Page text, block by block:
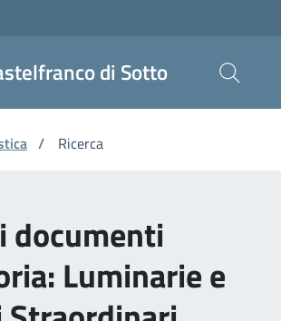
di Sotto
/ Ricerca
documenti
Luminarie e